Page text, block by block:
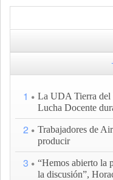
1
La UDA Tierra del
Lucha Docente
2
Trabajadores de
producir
3
“Hemos abierto la
la discusión”,